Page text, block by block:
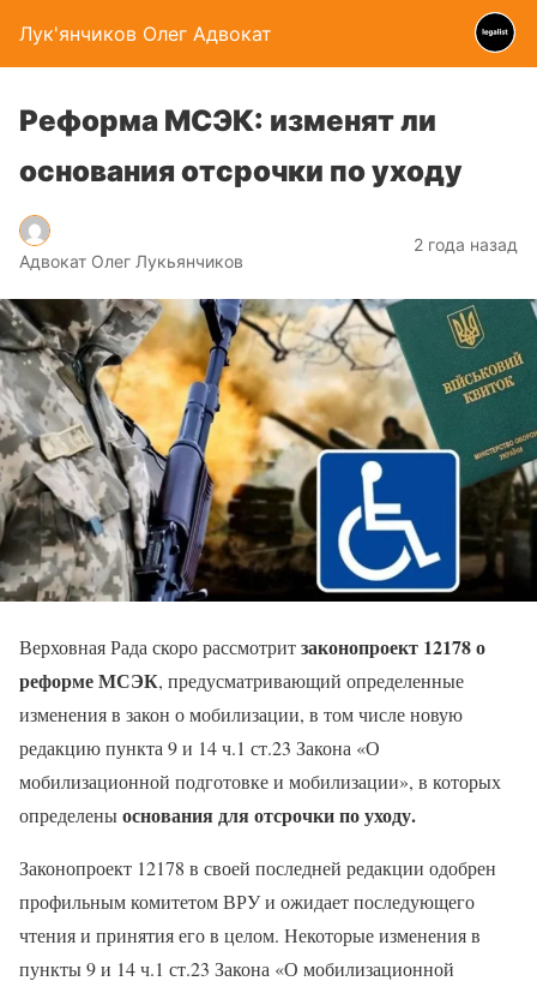
Лук'янчиков Олег Адвокат
Реформа МСЭК: изменят ли
основания отсрочки по уходу
Адвокат Олег Лукьянчиков
2 года назад
Верховная Рада скоро рассмотритзаконопроект 12178 о
реформе МСЭК, предусматривающий определенные
изменения в закон о мобилизации, в том числе новую
редакцию пункта 9 и 14 ч.1 ст.23 Закона «О
мобилизационной подготовке и мобилизации», в которых
определеныоснования для отсрочки по уходу.
Законопроект 12178 в своей последней редакции одобрен
профильным комитетом ВРУ и ожидает последующего
чтения и принятия его в целом. Некоторые изменения в
пункты 9 и 14 ч.1 ст.23 Закона «О мобилизационной